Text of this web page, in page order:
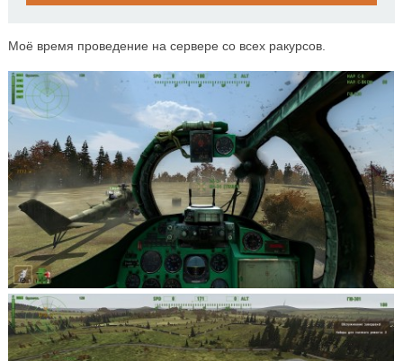
Моё время проведение на сервере со всех ракурсов.